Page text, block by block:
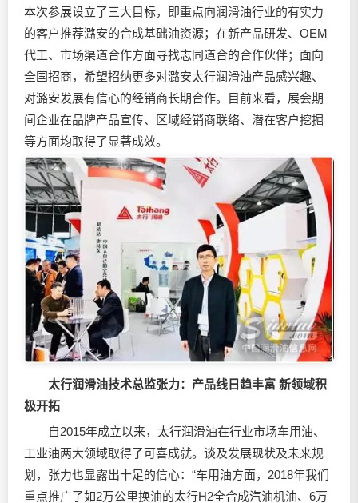
本次参展设立了三大目标，即重点向润滑油行业的有实力
的客户推荐潞安的合成基础油资源；在新产品研发、OEM
代工、市场渠道合作方面寻找志同道合的合作伙伴；面向
全国招商，希望招纳更多对潞安太行润滑油产品感兴趣、
对潞安发展有信心的经销商长期合作。目前来看，展会期
间企业在品牌产品宣传、区域经销商联络、潜在客户挖掘
等方面均取得了显著成效。
太行润滑油技术总监张力：产品线日趋丰富 新领域积
极开拓
自2015年成立以来，太行润滑油在行业市场车用油、
工业油两大领域取得了可喜成就。谈及发展现状及未来规
划，张力也显露出十足的信心：“车用油方面，2018年我们
重点推广了如2万公里换油的太行H2全合成汽油机油、6万